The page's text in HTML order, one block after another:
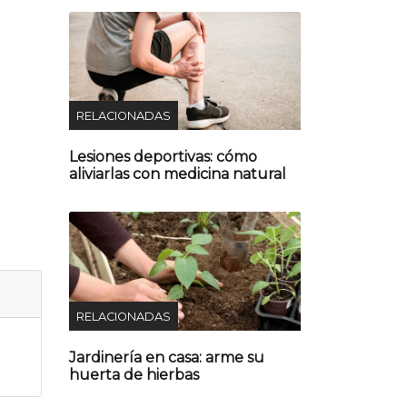
RELACIONADAS
Lesiones deportivas: cómo
aliviarlas con medicina natural
RELACIONADAS
Jardinería en casa: arme su
huerta de hierbas